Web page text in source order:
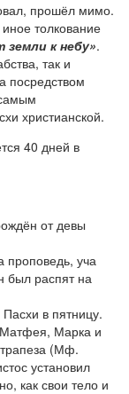
прошёл мимо.
толкование
к небу».
так и
посредством
христианской.
40 дней в
от девы
проповедь, уча
был распят на
в пятницу.
Матфея, Марка и
трапеза (Мф.
установил
как свои тело и